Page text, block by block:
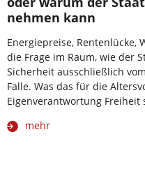
nehmen kann
Energiepreise, Rentenlücke,
die Frage im Raum, wie der
Sicherheit ausschließlich
Falle. Was das für die
Eigenverantwortung
mehr